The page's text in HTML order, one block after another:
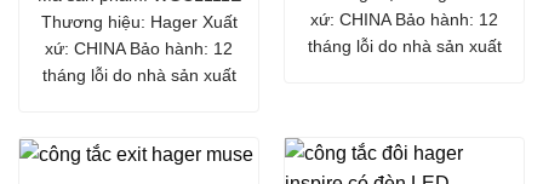
Thương hiệu: Hager Xuất
xứ: CHINA Bảo hành: 12
tháng lỗi do nhà sản xuất
xứ: CHINA Bảo hành: 12
tháng lỗi do nhà sản xuất